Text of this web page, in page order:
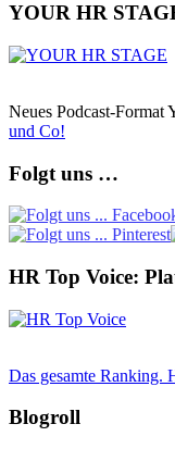
YOUR HR
Neues Podcast-
und Co!
Folgt uns …
HR Top Voice:
Das gesamte Ranking.
Blogroll